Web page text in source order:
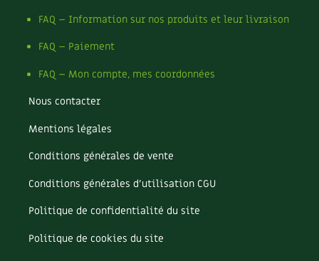
FAQ – Information sur nos produits et leur livraison
FAQ – Paiement
FAQ – Mon compte, mes coordonnées
Nous contacter
Mentions légales
Conditions générales de vente
Conditions générales d’utilisation CGU
Politique de confidentialité du site
Politique de cookies du site